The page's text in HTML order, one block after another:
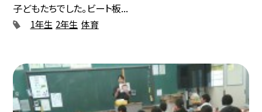
子どもたちでした。ビート板...
1年生 2年生 体育